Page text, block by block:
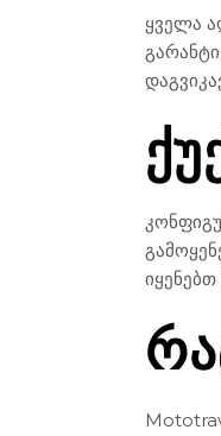
ყველა
იყენებთ